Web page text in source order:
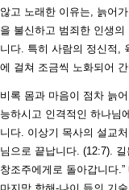
않고 노래한 이유는, 늙어
을 불신하고 범죄한 인생
니다. 특히 사람의 정신적,
에 걸쳐 조금씩 노화되어
비록 몸과 마음이 점차 늙
능하시고 인격적인 하나님
니다. 이상기 목사의 설교
님으로 끝납니다. (12:7).
창조주에게로 돌아갑니다